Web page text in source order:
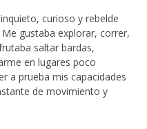
curioso y rebelde
gustaba explorar, correr,
saltar bardas,
en lugares poco
a prueba mis capacidades
de movimiento y